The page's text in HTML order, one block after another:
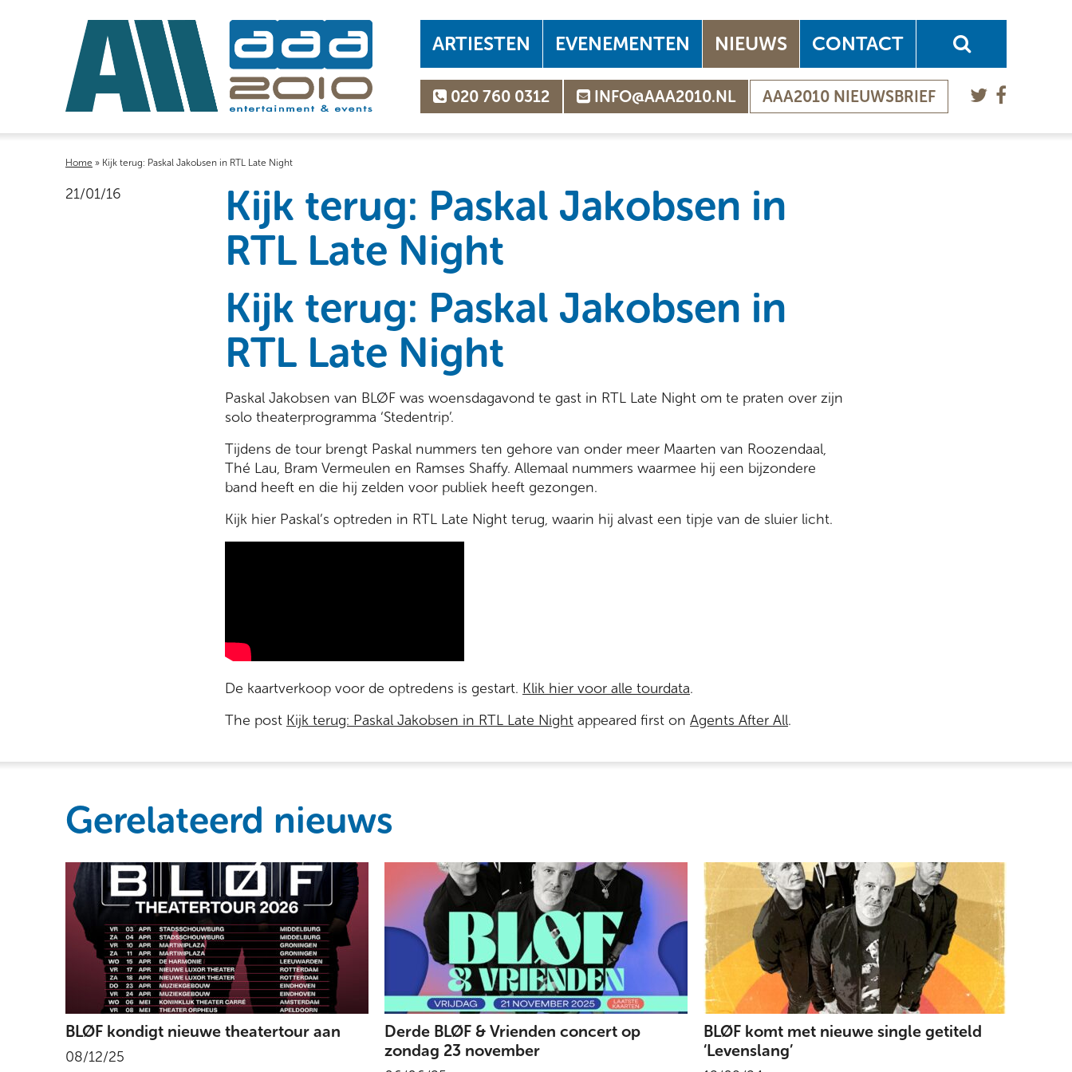
ARTIESTEN EVENEMENTEN NIEUWS CONTACT
020 760 0312 INFO@AAA2010.NL AAA2010 NIEUWSBRIEF
Home » Kijk terug: Paskal Jakobsen in RTL Late Night
21/01/16
Kijk terug: Paskal Jakobsen in
RTL Late Night
Kijk terug: Paskal Jakobsen in
RTL Late Night
Paskal Jakobsen van BLØF was woensdagavond te gast in RTL Late Night om te praten over zijn
solo theaterprogramma ‘Stedentrip’.
Tijdens de tour brengt Paskal nummers ten gehore van onder meer Maarten van Roozendaal,
Thé Lau, Bram Vermeulen en Ramses Shaffy. Allemaal nummers waarmee hij een bijzondere
band heeft en die hij zelden voor publiek heeft gezongen.
Kijk hier Paskal’s optreden in RTL Late Night terug, waarin hij alvast een tipje van de sluier licht.
De kaartverkoop voor de optredens is gestart. Klik hier voor alle tourdata.
The post Kijk terug: Paskal Jakobsen in RTL Late Night appeared first on Agents After All.
Gerelateerd nieuws
BLØF kondigt nieuwe theatertour aan
08/12/25
Derde BLØF & Vrienden concert op
zondag 23 november
BLØF komt met nieuwe single getiteld
‘Levenslang’